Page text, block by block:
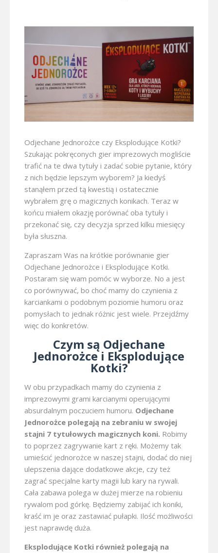
Odjechane Jednorożce czy Eksplodujące Kotki?
Szukając pokręconych gier imprezowych mogliście
trafić na te dwa tytuły i zadać sobie pytanie, który
z nich będzie lepszym wyborem? Ja kiedyś
stanąłem przed tą kwestią i ostatecznie
wybrałem grę o magicznych konikach. Teraz w
końcu miałem okazję porównać oba tytuły i
przekonać się, czy decyzja sprzed kilku miesięcy
była słuszna.
Zapraszam Was na krótkie porównanie gier
Odjechane Jednorożce i Eksplodujące Kotki.
Postaram się wam pomóc w wyborze. No a jest
co porównywać, bo choć mamy do czynienia z
karciankami o podobnym poziomie humoru oraz
pomysłach to jednak różnic jest wiele. Przejdźmy
więc do konkretów.
Czym są Odjechane
Jednorożce i Eksplodujące
Kotki?
W obu przypadkach mamy do czynienia z
imprezowymi grami karcianymi operującymi
absurdalnym poczuciem humoru. Odjechane
Jednorożce polegają na zebraniu w swojej
stajni 7 tytułowych magicznych koni. Robimy
to poprzez zagrywanie kart z ręki. Możemy tak
umieścić jednorożce w naszej stajni, dodać do niej
ulepszenia dające dodatkowe akcje, czy też
zagrać specjalne karty magii lub kary na rywali.
Cała zabawa polega w dużej mierze na robieniu
rywalom pod górkę. Będziemy zabijać ich koniki,
kraść im je oraz zastawiać pułapki. Ilość możliwości
jest naprawdę duża.
Eksplodujące Kotki również polegają na